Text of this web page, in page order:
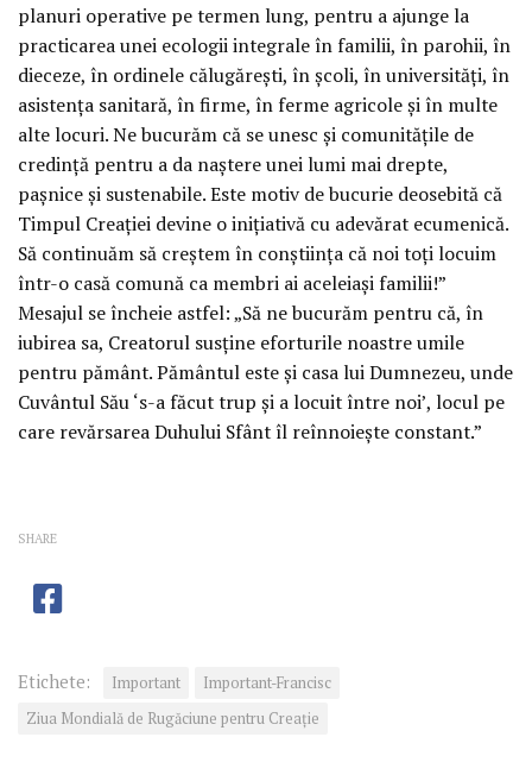
planuri operative pe termen lung, pentru a ajunge la
practicarea unei ecologii integrale în familii, în parohii, în
dieceze, în ordinele călugărești, în școli, în universități, în
asistența sanitară, în firme, în ferme agricole și în multe
alte locuri. Ne bucurăm că se unesc și comunitățile de
credință pentru a da naștere unei lumi mai drepte,
pașnice și sustenabile. Este motiv de bucurie deosebită că
Timpul Creației devine o inițiativă cu adevărat ecumenică.
Să continuăm să creștem în conștiința că noi toți locuim
într-o casă comună ca membri ai aceleiași familii!”
Mesajul se încheie astfel: „Să ne bucurăm pentru că, în
iubirea sa, Creatorul susține eforturile noastre umile
pentru pământ. Pământul este și casa lui Dumnezeu, unde
Cuvântul Său ‘s-a făcut trup și a locuit între noi’, locul pe
care revărsarea Duhului Sfânt îl reînnoiește constant.”
SHARE
Etichete: Important
Important-Francisc
Ziua Mondială de Rugăciune pentru Creație